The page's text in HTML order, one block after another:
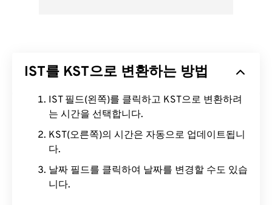
IST를 KST으로 변환하는 방법
IST 필드(왼쪽)를 클릭하고 KST으로 변환하려
는 시간을 선택합니다.
KST(오른쪽)의 시간은 자동으로 업데이트됩니
다.
날짜 필드를 클릭하여 날짜를 변경할 수도 있습
니다.